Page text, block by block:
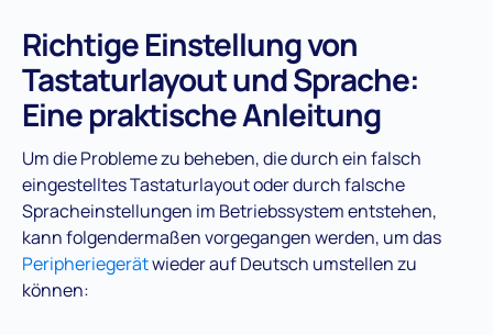
Richtige Einstellung von
Tastaturlayout und Sprache:
Eine praktische Anleitung
Um die Probleme zu beheben, die durch ein falsch
eingestelltes Tastaturlayout oder durch falsche
Spracheinstellungen im Betriebssystem entstehen,
kann folgendermaßen vorgegangen werden, um das
Peripheriegerätwieder auf Deutsch umstellen zu
können: